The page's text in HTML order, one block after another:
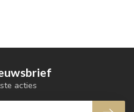
acties